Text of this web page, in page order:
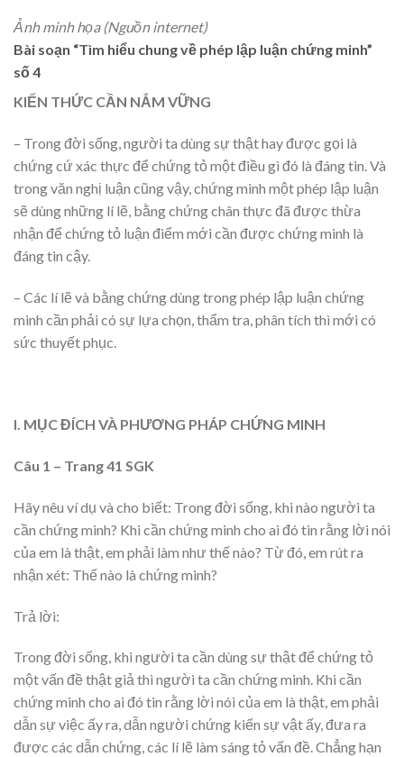
Ảnh minh họa (Nguồn internet)
Bài soạn “Tìm hiểu chung về phép lập luận chứng minh”
số 4
KIẾN THỨC CẦN NẮM VỮNG
– Trong đời sống, người ta dùng sự thật hay được gọi là
chứng cứ xác thực để chứng tỏ một điều gì đó là đáng tin. Và
trong văn nghị luận cũng vậy, chứng minh một phép lập luận
sẽ dùng những lí lẽ, bằng chứng chân thực đã được thừa
nhận để chứng tỏ luận điểm mới cần được chứng minh là
đáng tin cậy.
– Các lí lẽ và bằng chứng dùng trong phép lập luận chứng
minh cần phải có sự lựa chọn, thẩm tra, phân tích thì mới có
sức thuyết phục.
I. MỤC ĐÍCH VÀ PHƯƠNG PHÁP CHỨNG MINH
Câu 1 – Trang 41 SGK
Hãy nêu ví dụ và cho biết: Trong đời sống, khi nào người ta
cần chứng minh? Khi cần chứng minh cho ai đó tin rằng lời nói
của em là thật, em phải làm như thế nào? Từ đó, em rút ra
nhận xét: Thế nào là chứng minh?
Trả lời:
Trong đời sống, khi người ta cần dùng sự thật để chứng tỏ
một vấn đề thật giả thì người ta cần chứng minh. Khi cần
chứng minh cho ai đó tin rằng lời nói của em là thật, em phải
dẫn sự việc ấy ra, dẫn người chứng kiến sự vật ấy, đưa ra
được các dẫn chứng, các lí lẽ làm sáng tỏ vấn đề. Chẳng hạn